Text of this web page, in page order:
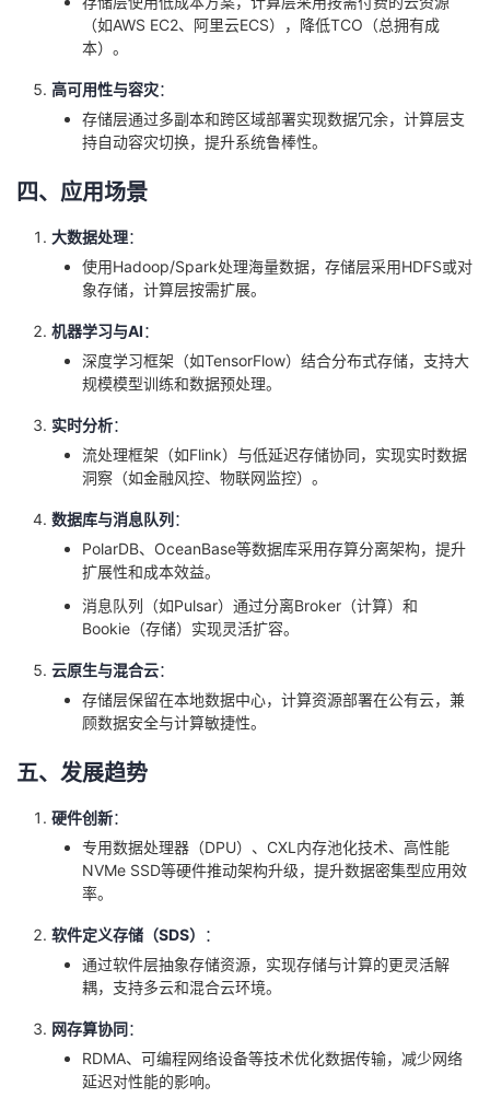
（如AWS EC2、阿里云ECS），降低TCO（总拥有成
本）。
高可用性与容灾：
存储层通过多副本和跨区域部署实现数据冗余，计算层支
持自动容灾切换，提升系统鲁棒性。
四、应用场景
大数据处理：
使用Hadoop/Spark处理海量数据，存储层采用HDFS或对
象存储，计算层按需扩展。
机器学习与AI：
深度学习框架（如TensorFlow）结合分布式存储，支持大
规模模型训练和数据预处理。
实时分析：
流处理框架（如Flink）与低延迟存储协同，实现实时数据
洞察（如金融风控、物联网监控）。
数据库与消息队列 ：
PolarDB、OceanBase等数据库采用存算分离架构，提升
扩展性和成本效益。
消息队列（如Pulsar）通过分离Broker（计算）和
Bookie（存储）实现灵活扩容。
云原生与混合云：
存储层保留在本地数据中心，计算资源部署在公有云，兼
顾数据安全与计算敏捷性。
五、发展趋势
硬件创新：
专用数据处理器（DPU）、CXL内存池化技术、高性能
NVMe SSD等硬件推动架构升级，提升数据密集型应用效
率。
软件定义存储（SDS）
：
通过软件层抽象存储资源，实现存储与计算的更灵活解
耦，支持多云和混合云环境。
网存算协同：
RDMA、可编程网络设备等技术优化数据传输，减少网络
延迟对性能的影响。